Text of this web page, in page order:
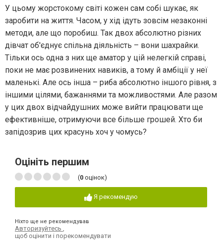
У цьому жорстокому світі кожен сам собі шукає, як
заробити на життя. Часом, у хід ідуть зовсім незаконні
методи, але що поробиш. Так двох абсолютно різних
дівчат об'єднує спільна діяльність – вони шахрайки.
Тільки ось одна з них ще аматор у цій нелегкій справі,
поки не має розвинених навиків, а тому й амбіції у неї
маленькі. Але ось інша – риба абсолютно іншого рівня, з
іншими цілями, бажаннями та можливостями. Але разом
у цих двох відчайдушних може вийти працювати ще
ефективніше, отримуючи все більше грошей. Хто би
запідозрив цих красунь хоч у чомусь?
Оцініть першим
(0 оцінок)
Я рекомендую
Ніхто ще не рекомендував
Авторизуйтесь
щоб оцінити і порекомендувати